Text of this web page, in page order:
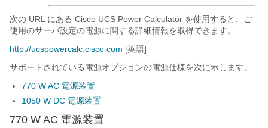
次の URL にある Cisco UCS Power Calculator を使用すると、ご
使用のサーバ設定の電源に関する詳細情報を取得できます。
http://ucspowercalc.cisco.com [英語]
サポートされている電源オプションの電源仕様を次に示します。
770 W AC 電源装置
1050 W DC 電源装置
770 W AC 電源装置